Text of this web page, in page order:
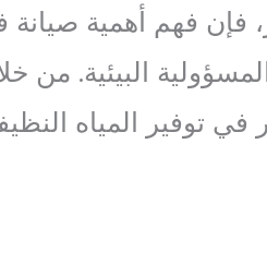
فإن فهم أهمية
البيئية. من
توفير المياه